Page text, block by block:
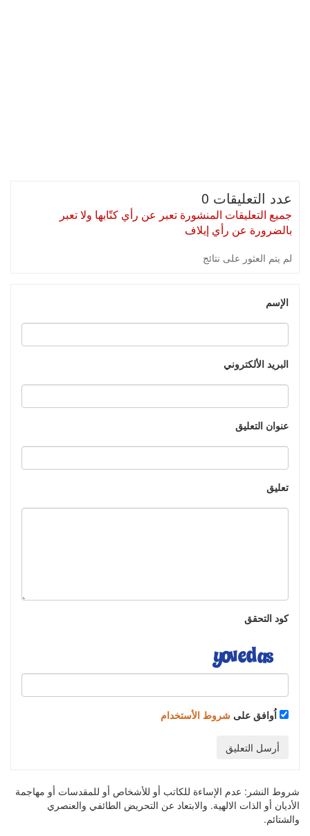
عدد التعليقات 0
جميع التعليقات المنشورة تعبر عن رأي كتّابها ولا تعبر
بالضرورة عن رأي إيلاف
لم يتم العثور على نتائج
الإسم
البريد الألكتروني
عنوان التعليق
تعليق
كود التحقق
اُوافق على شروط الأستخدام
أرسل التعليق
شروط النشر: عدم الإساءة للكاتب أو للأشخاص أو للمقدسات أو مهاجمة
الأديان أو الذات الالهية. والابتعاد عن التحريض الطائفي والعنصري
والشتائم.